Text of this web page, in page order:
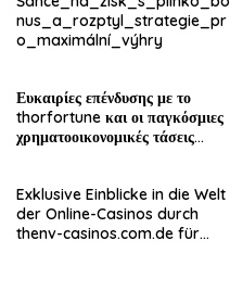
nus_a_rozptyl_strategie_pr
o_maximální_výhry
Ευκαιρίες επένδυσης με το
thorfortune και οι παγκόσμιες
χρηματοοικονομικές τάσεις
Exklusive Einblicke in die Welt
der Online-Casinos durch
thenv-casinos.com.de für